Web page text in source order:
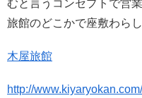
むと言うコンセプトで営
旅館のどこかで座敷わら
木屋旅館
http://